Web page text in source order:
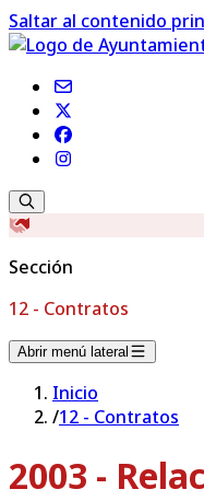
Saltar al contenido
Sección
12 - Contratos
Abrir menú lateral
Inicio
/12 - Contratos
2003 -